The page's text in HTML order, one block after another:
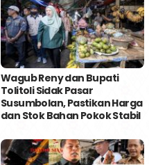
Wagub Reny dan Bupati
Tolitoli Sidak Pasar
Susumbolan, Pastikan Harga
dan Stok Bahan Pokok Stabil